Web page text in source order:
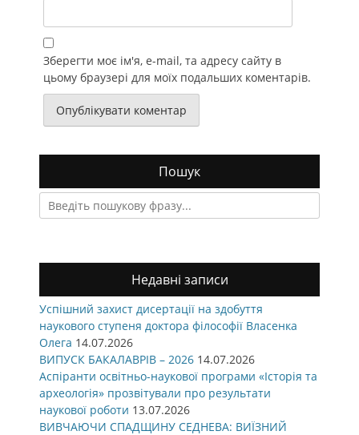
Зберегти моє ім'я, e-mail, та адресу сайту в
цьому браузері для моїх подальших коментарів.
Пошук
Search
for:
Недавні записи
Успішний захист дисертації на здобуття
наукового ступеня доктора філософії Власенка
Олега 14.07.2026
ВИПУСК БАКАЛАВРІВ – 2026 14.07.2026
Аспіранти освітньо-наукової програми «Історія та
археологія» прозвітували про результати
наукової роботи 13.07.2026
ВИВЧАЮЧИ СПАДЩИНУ СЕДНЕВА: ВИЇЗНИЙ